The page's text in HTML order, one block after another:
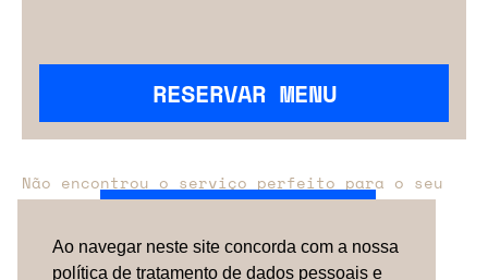
Ao navegar neste site concorda com a nossa
política de tratamento de dados pessoais e
RESERVAR MENU
Não encontrou o serviço perfeito para o seu
evento?
Entre em contacto connosco.